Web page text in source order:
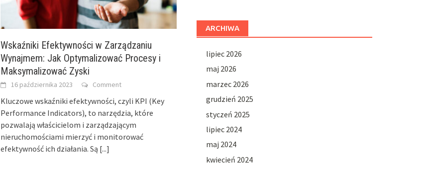
Wskaźniki Efektywności w Zarządzaniu
Wynajmem: Jak Optymalizować Procesy i
Maksymalizować Zyski
16 października 2023 Comment
Kluczowe wskaźniki efektywności, czyli KPI (Key
Performance Indicators), to narzędzia, które
pozwalają właścicielom i zarządzającym
nieruchomościami mierzyć i monitorować
efektywność ich działania. Są [...]
ARCHIWA
lipiec 2026
maj 2026
marzec 2026
grudzień 2025
styczeń 2025
lipiec 2024
maj 2024
kwiecień 2024